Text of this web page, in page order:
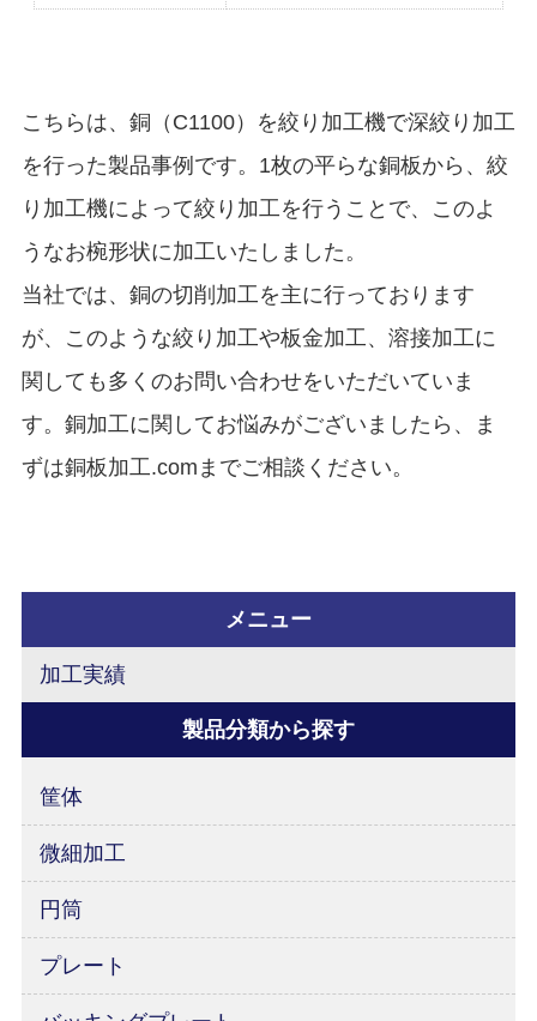
こちらは、銅（C1100）を絞り加工機で深絞り加工
を行った製品事例です。1枚の平らな銅板から、絞
り加工機によって絞り加工を行うことで、このよ
うなお椀形状に加工いたしました。
当社では、銅の切削加工を主に行っております
が、このような絞り加工や板金加工、溶接加工に
関しても多くのお問い合わせをいただいていま
す。銅加工に関してお悩みがございましたら、ま
ずは銅板加工.comまでご相談ください。
メニュー
加工実績
製品分類から探す
筐体
微細加工
円筒
プレート